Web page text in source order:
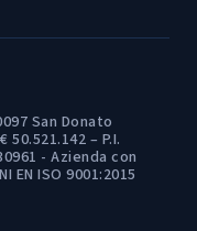
San Donato
50.521.142 – P.I.
- Azienda con
EN ISO 9001:2015